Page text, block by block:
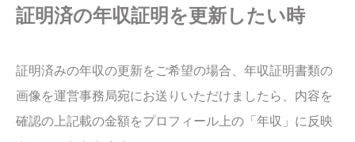
証明済の年収証明を更新したい時
証明済みの年収の更新をご希望の場合、年収証明書類の
画像を運営事務局宛にお送りいただけましたら、内容を
確認の上記載の金額をプロフィール上の「年収」に反映